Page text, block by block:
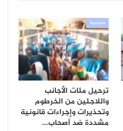
سياسية
ترحيل مئات الأجانب
واللاجئين من الخرطوم
وتحذيرات وإجراءات قانونية
مشددة ضد أصحاب…